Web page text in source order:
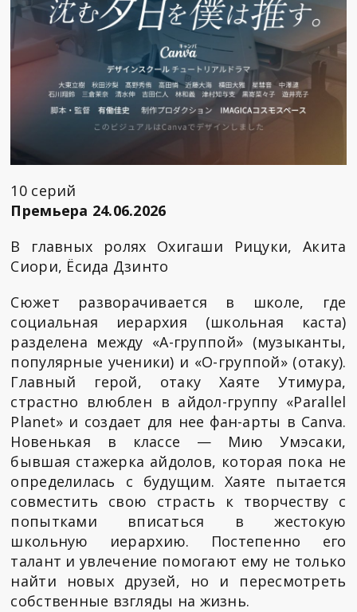
10 серий
Премьера 24.06.2026
В главных ролях Охигаши Рицуки, Акита
Сиори, Ёсида Дзинто
Сюжет разворачивается в школе, где
социальная иерархия (школьная каста)
разделена между «А-группой» (музыканты,
популярные ученики) и «О-группой» (отаку).
Главный герой, отаку Хаяте Утимура,
страстно влюблен в айдол-группу «Parallel
Planet» и создает для нее фан-арты в Canva.
Новенькая в классе — Мию Умэсаки,
бывшая стажерка айдолов, которая пока не
определилась с будущим. Хаяте пытается
совместить свою страсть к творчеству с
попытками вписаться в жестокую
школьную иерархию. Постепенно его
талант и увлечение помогают ему не только
найти новых друзей, но и пересмотреть
собственные взгляды на жизнь.